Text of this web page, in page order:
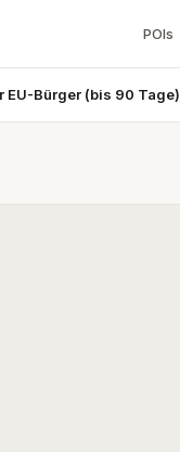
POIs
EU-Bürger (bis 90 Tage)